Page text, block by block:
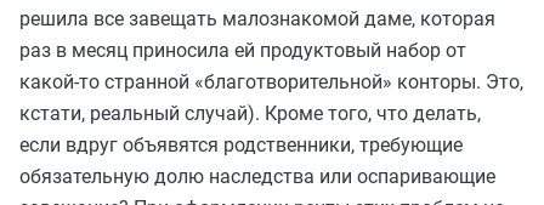
решила все завещать малознакомой даме, которая
раз в месяц приносила ей продуктовый набор от
какой-то странной «благотворительной» конторы. Это,
кстати, реальный случай). Кроме того, что делать,
если вдруг объявятся родственники, требующие
обязательную долю наследства или оспаривающие